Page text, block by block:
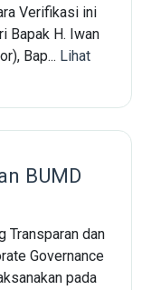
Verifikasi ini
Bapak H. Iwan
Bap... Lihat
BUMD
Transparan dan
Governance
pada